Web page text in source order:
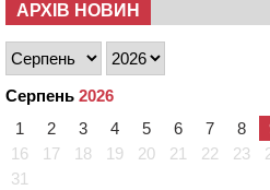
АРХІВ НОВИН
Серпень 2026
1
2 3 4 5 6 7 8
16
17 18 19 20 21 22 23
31